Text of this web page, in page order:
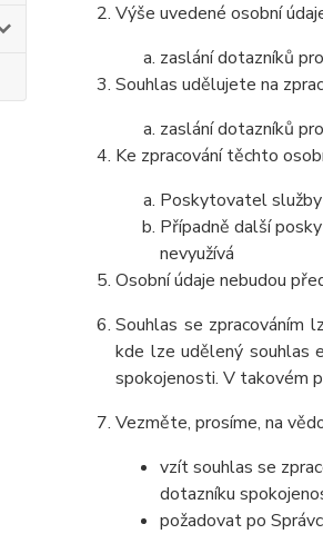
Výše uvedené osobní
zaslání dotazníků
Souhlas udělujete na
zaslání dotazníků
Ke zpracování těchto
Poskytovatel služby
Případně další
nevyužívá
Osobní údaje nebudou
Souhlas se zpracováním
kde lze udělený souhlas
spokojenosti. V takovém
Vezměte, prosíme, na
vzít souhlas se
dotazníku
požadovat po